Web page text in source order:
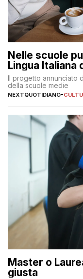
Nelle scuole
Lingua Italiana
Il progetto annunciato
della scuole medie
NEXTQUOTIDIANO-
Master o
giusta